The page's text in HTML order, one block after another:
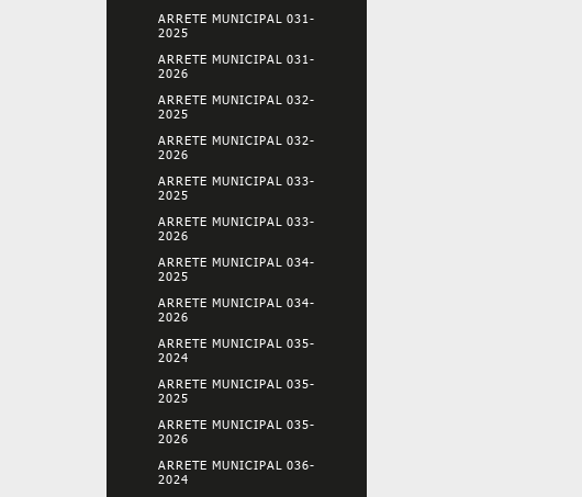
ARRETE MUNICIPAL 031-
2025
ARRETE MUNICIPAL 031-
2026
ARRETE MUNICIPAL 032-
2025
ARRETE MUNICIPAL 032-
2026
ARRETE MUNICIPAL 033-
2025
ARRETE MUNICIPAL 033-
2026
ARRETE MUNICIPAL 034-
2025
ARRETE MUNICIPAL 034-
2026
ARRETE MUNICIPAL 035-
2024
ARRETE MUNICIPAL 035-
2025
ARRETE MUNICIPAL 035-
2026
ARRETE MUNICIPAL 036-
2024